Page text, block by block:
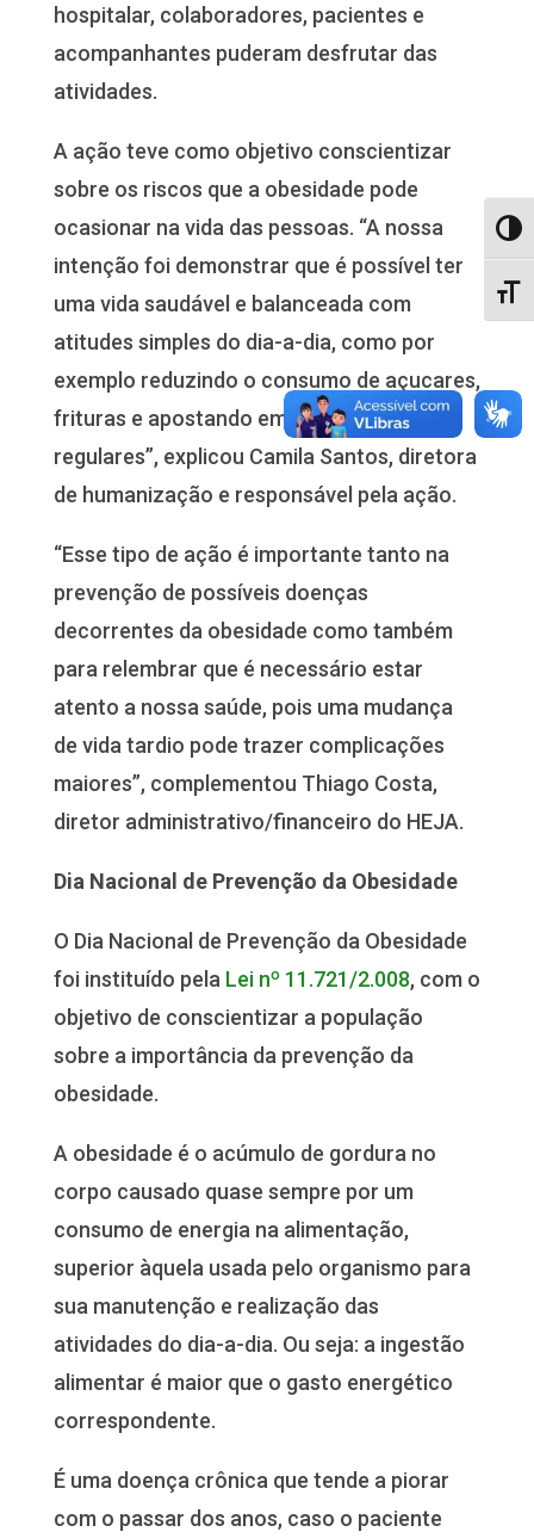
hospitalar, colaboradores, pacientes e
acompanhantes puderam desfrutar das
atividades.
A ação teve como objetivo conscientizar
sobre os riscos que a obesidade pode
ocasionar na vida das pessoas. “A nossa
intenção foi demonstrar que é possível ter
uma vida saudável e balanceada com
atitudes simples do dia-a-dia, como por
exemplo reduzindo o consumo de açucares,
frituras e apostando em atividades físicas
regulares”, explicou Camila Santos, diretora
de humanização e responsável pela ação.
“Esse tipo de ação é importante tanto na
prevenção de possíveis doenças
decorrentes da obesidade como também
para relembrar que é necessário estar
atento a nossa saúde, pois uma mudança
de vida tardio pode trazer complicações
maiores”, complementou Thiago Costa,
diretor administrativo/financeiro do HEJA.
Dia Nacional de Prevenção da Obesidade
O Dia Nacional de Prevenção da Obesidade
foi instituído pela Lei nº 11.721/2.008, com o
objetivo de conscientizar a população
sobre a importância da prevenção da
obesidade.
A obesidade é o acúmulo de gordura no
corpo causado quase sempre por um
consumo de energia na alimentação,
superior àquela usada pelo organismo para
sua manutenção e realização das
atividades do dia-a-dia. Ou seja: a ingestão
alimentar é maior que o gasto energético
correspondente.
É uma doença crônica que tende a piorar
com o passar dos anos, caso o paciente